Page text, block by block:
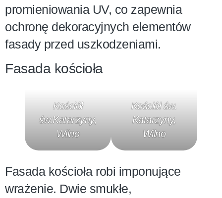
promieniowania UV, co zapewnia
ochronę dekoracyjnych elementów
fasady przed uszkodzeniami.
Fasada kościoła
Kościół
św.Katarzyny,
Wilno
Kościół św.
Katarzyny,
Wilno
Fasada kościoła robi imponujące
wrażenie. Dwie smukłe,